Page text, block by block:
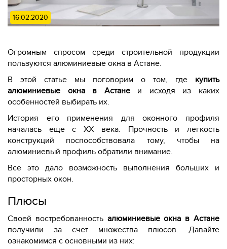
16.02.2020
Огромным спросом среди строительной продукции
пользуются алюминиевые окна в Астане.
В этой статье мы поговорим о том, где купить
алюминиевые окна в Астанеи исходя из каких
особенностей выбирать их.
История его применения для оконного профиля
началась еще с ХХ века. Прочность и легкость
конструкций поспособствовала тому, чтобы на
алюминиевый профиль обратили внимание.
Все это дало возможность выполнения больших и
просторных окон.
Плюсы
Своей востребованность алюминиевые окна в Астане
получили за счет множества плюсов. Давайте
ознакомимся с основными из них: